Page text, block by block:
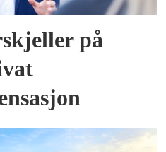
på